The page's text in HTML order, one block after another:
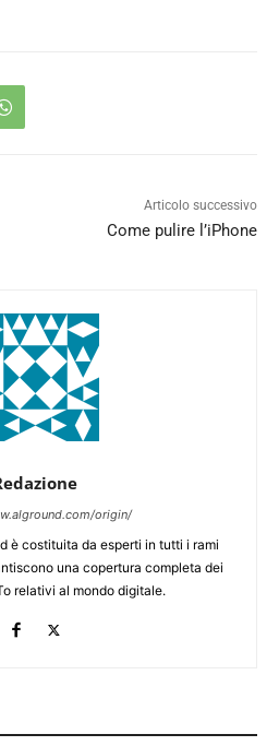
Articolo successivo
Come pulire l’iPhone
origin/
è costituita da esperti in tutti i rami
una copertura completa dei
relativi al mondo digitale.